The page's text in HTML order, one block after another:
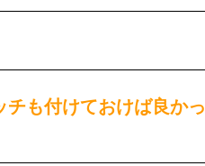
も付けておけば良かっ